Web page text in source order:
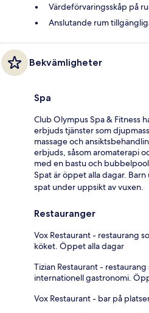
Värdeförvaringsskåp på
Anslutande rum
Bekvämligheter
Spa
Club Olympus Spa & Fitness
erbjuds tjänster som
massage och
erbjuds, såsom aromaterapi
med en bastu och
Spat är öppet alla dagar. Barn
spat under uppsikt av vuxen.
Restauranger
Vox Restaurant - restaurang
köket. Öppet alla dagar
Tizian Restaurant -
internationell gastronomi.
Vox Restaurant - bar på